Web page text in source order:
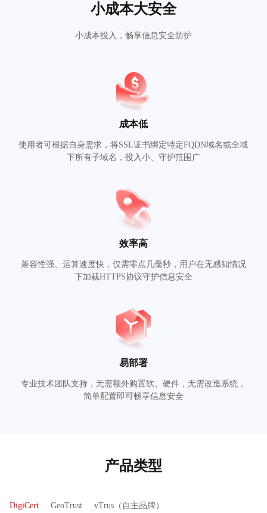
小成本大安全
小成本投入，畅享信息安全防护
成本低
使用者可根据自身需求，将SSL证书绑定特定FQDN域名或全域
下所有子域名，投入小、守护范围广
效率高
兼容性强、运算速度快，仅需零点几毫秒，用户在无感知情况
下加载HTTPS协议守护信息安全
易部署
专业技术团队支持，无需额外购置软、硬件，无需改造系统，
简单配置即可畅享信息安全
产品类型
DigiCert GeoTrust vTrus（自主品牌）